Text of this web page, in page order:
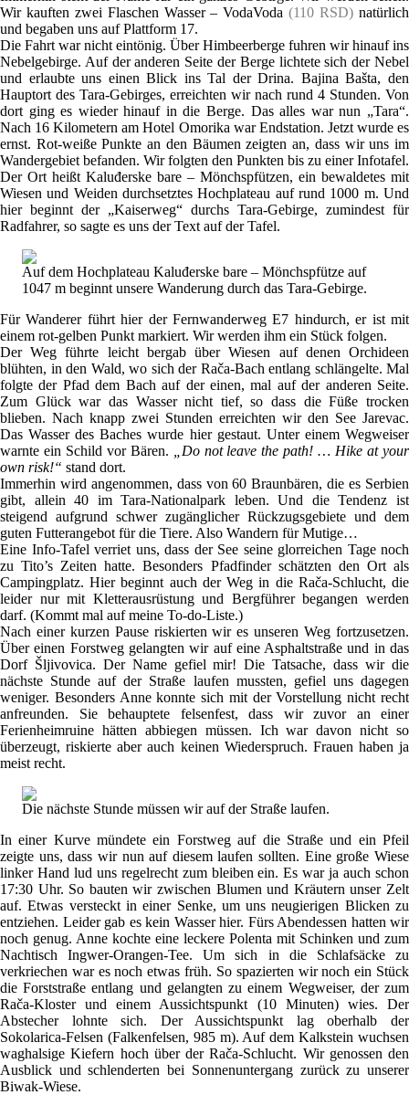
Wir kauften zwei Flaschen Wasser – VodaVoda(110 RSD) natürlich
und begaben uns auf Plattform 17.
Die Fahrt war nicht eintönig. Über Himbeerberge fuhren wir hinauf ins
Nebelgebirge. Auf der anderen Seite der Berge lichtete sich der Nebel
und erlaubte uns einen Blick ins Tal der Drina. Bajina Bašta, den
Hauptort des Tara-Gebirges, erreichten wir nach rund 4 Stunden. Von
dort ging es wieder hinauf in die Berge. Das alles war nun „Tara“.
Nach 16 Kilometern am Hotel Omorika war Endstation. Jetzt wurde es
ernst. Rot-weiße Punkte an den Bäumen zeigten an, dass wir uns im
Wandergebiet befanden. Wir folgten den Punkten bis zu einer Infotafel.
Der Ort heißt Kaluđerske bare – Mönchspfützen, ein bewaldetes mit
Wiesen und Weiden durchsetztes Hochplateau auf rund 1000 m. Und
hier beginnt der „Kaiserweg“ durchs Tara-Gebirge, zumindest für
Radfahrer, so sagte es uns der Text auf der Tafel.
Auf dem Hochplateau Kaluđerske bare – Mönchspfütze auf
1047 m beginnt unsere Wanderung durch das Tara-Gebirge.
Für Wanderer führt hier der Fernwanderweg E7 hindurch, er ist mit
einem rot-gelben Punkt markiert. Wir werden ihm ein Stück folgen.
Der Weg führte leicht bergab über Wiesen auf denen Orchideen
blühten, in den Wald, wo sich der Rača-Bach entlang schlängelte. Mal
folgte der Pfad dem Bach auf der einen, mal auf der anderen Seite.
Zum Glück war das Wasser nicht tief, so dass die Füße trocken
blieben. Nach knapp zwei Stunden erreichten wir den See Jarevac.
Das Wasser des Baches wurde hier gestaut. Unter einem Wegweiser
warnte ein Schild vor Bären.
„Do not leave the path! … Hike at your
own risk!“ stand dort.
Immerhin wird angenommen, dass von 60 Braunbären, die es Serbien
gibt, allein 40 im Tara-Nationalpark leben. Und die Tendenz ist
steigend aufgrund schwer zugänglicher Rückzugsgebiete und dem
guten Futterangebot für die Tiere. Also Wandern für Mutige…
Eine Info-Tafel verriet uns, dass der See seine glorreichen Tage noch
zu Tito’s Zeiten hatte. Besonders Pfadfinder schätzten den Ort als
Campingplatz. Hier beginnt auch der Weg in die Rača-Schlucht, die
leider nur mit Kletterausrüstung und Bergführer begangen werden
darf. (Kommt mal auf meine To-do-Liste.)
Nach einer kurzen Pause riskierten wir es unseren Weg fortzusetzen.
Über einen Forstweg gelangten wir auf eine Asphaltstraße und in das
Dorf Šljivovica. Der Name gefiel mir! Die Tatsache, dass wir die
nächste Stunde auf der Straße laufen mussten, gefiel uns dagegen
weniger. Besonders Anne konnte sich mit der Vorstellung nicht recht
anfreunden. Sie behauptete felsenfest, dass wir zuvor an einer
Ferienheimruine hätten abbiegen müssen. Ich war davon nicht so
überzeugt, riskierte aber auch keinen Wiederspruch. Frauen haben ja
meist recht.
Die nächste Stunde müssen wir auf der Straße laufen.
In einer Kurve mündete ein Forstweg auf die Straße und ein Pfeil
zeigte uns, dass wir nun auf diesem laufen sollten. Eine große Wiese
linker Hand lud uns regelrecht zum bleiben ein. Es war ja auch schon
17:30 Uhr. So bauten wir zwischen Blumen und Kräutern unser Zelt
auf. Etwas versteckt in einer Senke, um uns neugierigen Blicken zu
entziehen. Leider gab es kein Wasser hier. Fürs Abendessen hatten wir
noch genug. Anne kochte eine leckere Polenta mit Schinken und zum
Nachtisch Ingwer-Orangen-Tee. Um sich in die Schlafsäcke zu
verkriechen war es noch etwas früh. So spazierten wir noch ein Stück
die Forststraße entlang und gelangten zu einem Wegweiser, der zum
Rača-Kloster und einem Aussichtspunkt (10 Minuten) wies. Der
Abstecher lohnte sich. Der Aussichtspunkt lag oberhalb der
Sokolarica-Felsen (Falkenfelsen, 985 m). Auf dem Kalkstein wuchsen
waghalsige Kiefern hoch über der Rača-Schlucht. Wir genossen den
Ausblick und schlenderten bei Sonnenuntergang zurück zu unserer
Biwak-Wiese.